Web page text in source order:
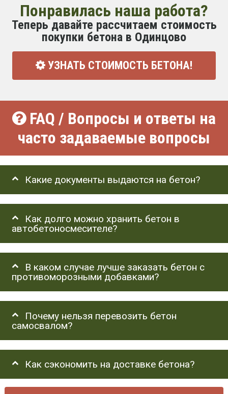
Понравилась наша работа?
Теперь давайте рассчитаем стоимость
покупки бетона в Одинцово
УЗНАТЬ СТОИМОСТЬ БЕТОНА!
FAQ / Вопросы и ответы на
часто задаваемые вопросы
Какие документы выдаются на бетон?
Как долго можно хранить бетон в
автобетоносмесителе?
В каком случае лучше заказать бетон с
противоморозными добавками?
Почему нельзя перевозить бетон
самосвалом?
Как сэкономить на доставке бетона?